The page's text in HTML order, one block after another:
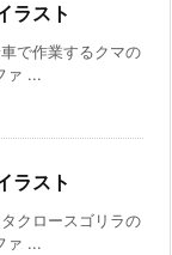
ラスト
で作業するクマの
ァ ...
ラスト
クロースゴリラの
ァ ...